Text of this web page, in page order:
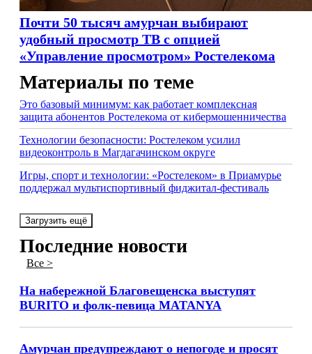
Почти 50 тысяч амурчан выбирают
удобный просмотр ТВ с опцией
«Управление просмотром» Ростелекома
Материалы по теме
Это базовый минимум: как работает комплексная
защита абонентов Ростелекома от кибермошенничества
Технологии безопасности: Ростелеком усилил
видеоконтроль в Магдагачинском округе
Игры, спорт и технологии: «Ростелеком» в Приамурье
поддержал мультиспортивный фиджитал-фестиваль
Загрузить ещё
Последние новости
Все >
На набережной Благовещенска выступят
BURITO и фолк-певица MATANYA
Амурчан предупреждают о непогоде и просят